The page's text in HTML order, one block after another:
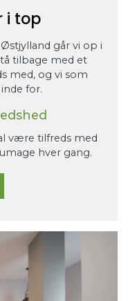
i top
går vi op i
tilbage med et
med, og vi som
for.
være tilfreds med
hver gang.